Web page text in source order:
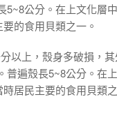
5~8公分。在上文化層
的食用貝類之一。
以上，殼身多破損，
普遍殼長5~8公分。在
居民主要的食用貝類